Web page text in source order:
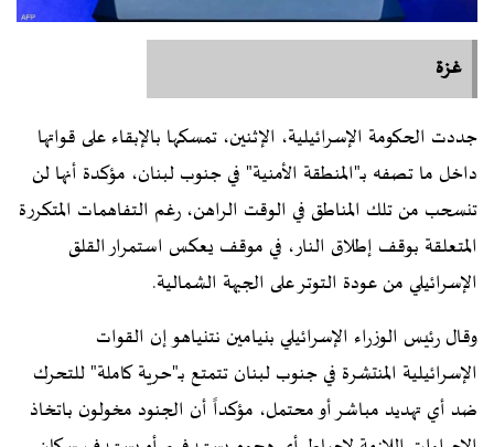
غزة
جددت الحكومة الإسرائيلية، الإثنين، تمسكها بالإبقاء على قواتها
داخل ما تصفه بـ"المنطقة الأمنية" في جنوب لبنان، مؤكدة أنها لن
تنسحب من تلك المناطق في الوقت الراهن، رغم التفاهمات المتكررة
المتعلقة بوقف إطلاق النار، في موقف يعكس استمرار القلق
الإسرائيلي من عودة التوتر على الجبهة الشمالية.
وقال رئيس الوزراء الإسرائيلي بنيامين نتنياهو إن القوات
الإسرائيلية المنتشرة في جنوب لبنان تتمتع بـ"حرية كاملة" للتحرك
ضد أي تهديد مباشر أو محتمل، مؤكداً أن الجنود مخولون باتخاذ